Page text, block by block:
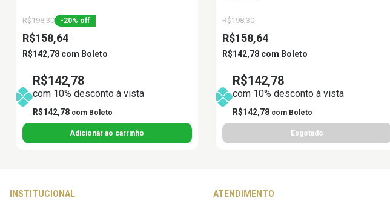
R$198,30 -20% off
R$158,64
R$142,78 com Boleto
R$142,78
com 10% desconto à vista
R$142,78 com Boleto
R$198,30
R$158,64
R$142,78 com Boleto
R$142,78
com 10% desconto à vista
R$142,78 com Boleto
INSTITUCIONAL ATENDIMENTO